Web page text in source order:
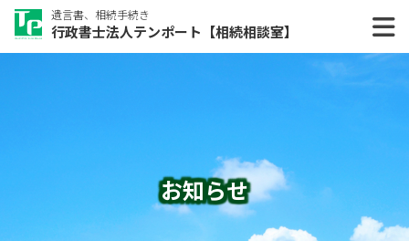
遺言書、相続手続き
行政書士法人テンポート【相続相談室】
お知らせ